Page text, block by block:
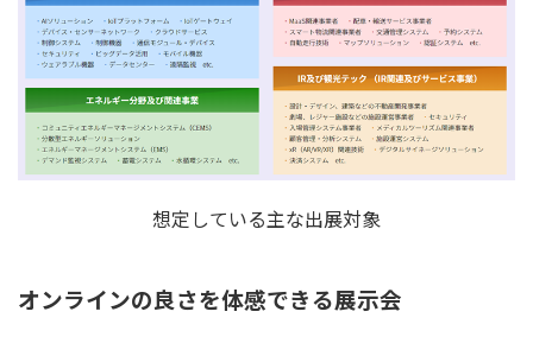
想定している主な出展対象
オンラインの良さを体感できる展示会